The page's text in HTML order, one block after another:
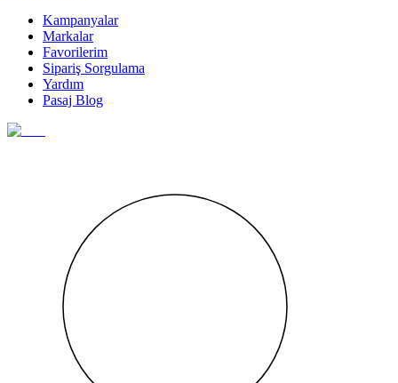
Kampanyalar
Markalar
Favorilerim
Sipariş Sorgulama
Yardım
Pasaj Blog